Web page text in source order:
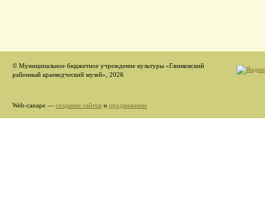
© Муниципальное бюджетное учреждение культуры «Глинковский
районный краеведческий музей», 2026
Web-canape — создание сайтов и продвижение